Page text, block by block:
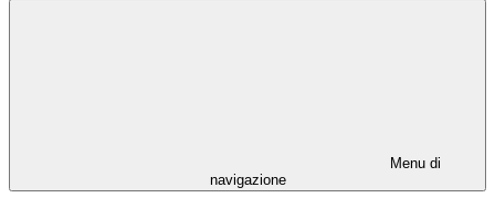
Menu di
navigazione